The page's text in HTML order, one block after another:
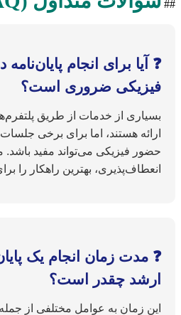
##
❓ آیا برای انجام
فیزیکی ضروری است؟
بسیاری از خدمات از طریق
ارائه هستند، اما برای برخی
حضور فیزیکی می‌تواند مفید باشد.
انعطاف‌پذیری، بهترین راهکار را
❓ مدت زمان انجام یک
ارشد چقدر است؟
این زمان به عوامل مختلفی از